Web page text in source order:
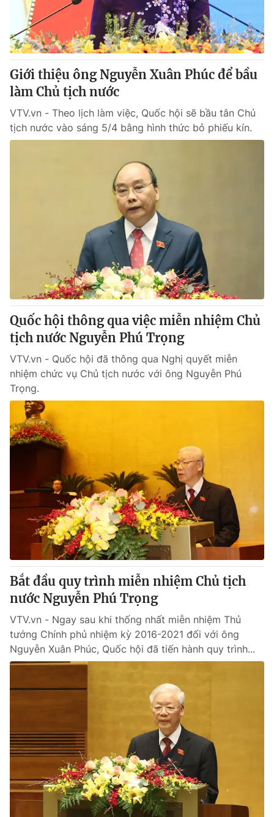
Sản phẩm
Thị trường
Tư vấn
Lịch phát sóng
Chuyên mục khác
Emagazine
Photo Infographic
Shorts video
VTV Thể thao
Bất động sản
Thị trường 24h Tấm lòng Việt
VTV4 Vươn mình bằng AI
VTV9 VTV8
Liên hệ tòa soạn English
THỜI BÁO VTV
Theo dõi báo trên
Cơ quan chủ quản:Đài Truyền hình Việt Nam
Cơ quan báo chí:Thời báo VTV
Giấy phép hoạt động báo in và báo điện tử số 483/GP-BTTTT
cấp ngày 29/12/2023
Tổng Biên tập:Vũ Thanh Thủy
Phó Tổng Biên tập:Nguyễn Thị Mỹ Hạnh, Phạm Quốc Thắng,
Tổng đài VTV:
024.38 355 931 - 024.38 355 932
Ðiện thoại Thời báo VTV:024.66 897 897
Email:toasoan@vtv.vn
Giới thiệu ông Nguyễn Xuân Phúc để bầu
làm Chủ tịch nước
VTV.vn - Theo lịch làm việc, Quốc hội sẽ bầu tân Chủ
tịch nước vào sáng 5/4 bằng hình thức bỏ phiếu kín.
Quốc hội thông qua việc miễn nhiệm Chủ
tịch nước Nguyễn Phú Trọng
VTV.vn - Quốc hội đã thông qua Nghị quyết miễn
nhiệm chức vụ Chủ tịch nước với ông Nguyễn Phú
Trọng.
Bắt đầu quy trình miễn nhiệm Chủ tịch
nước Nguyễn Phú Trọng
VTV.vn - Ngay sau khi thống nhất miễn nhiệm Thủ
tướng Chính phủ nhiệm kỳ 2016-2021 đối với ông
Nguyễn Xuân Phúc, Quốc hội đã tiến hành quy trình...